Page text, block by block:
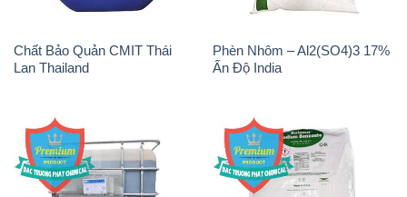
Chất Bảo Quản CMIT Thái
Lan Thailand
Phèn Nhôm – Al2(SO4)3 17%
Ấn Độ India